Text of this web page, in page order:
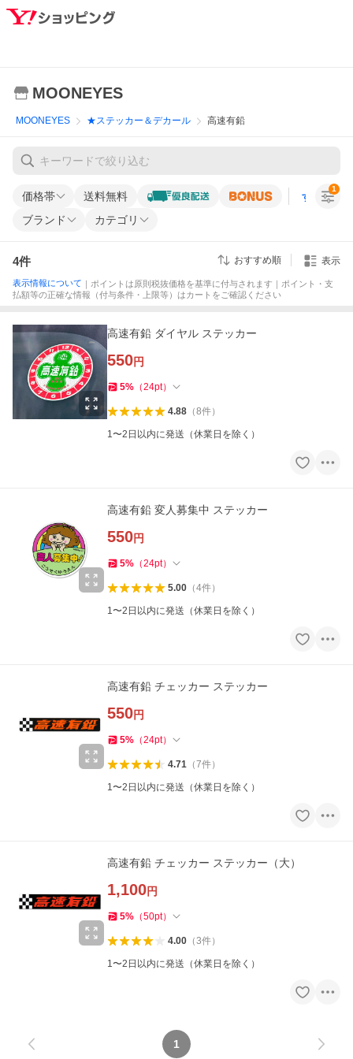
MOONEYES
MOONEYES ★ステッカー＆デカール 高速有鉛
価格帯 送料無料 すべての条
ブランド カテゴリ
1
4件 おすすめ順 表示
表示情報について ｜ポイントは原則税抜価格を基準に付与されます｜ポイント・支
払額等の正確な情報（付与条件・上限等）はカートをご確認ください
高速有鉛 ダイヤル ステッカー
550円
5% （24pt）
4.88（8件）
1〜2日以内に発送（休業日を除く）
高速有鉛 変人募集中 ステッカー
550円
5% （24pt）
5.00（4件）
1〜2日以内に発送（休業日を除く）
高速有鉛 チェッカー ステッカー
550円
5% （24pt）
4.71（7件）
1〜2日以内に発送（休業日を除く）
高速有鉛 チェッカー ステッカー（大）
1,100円
5% （50pt）
4.00（3件）
1〜2日以内に発送（休業日を除く）
1